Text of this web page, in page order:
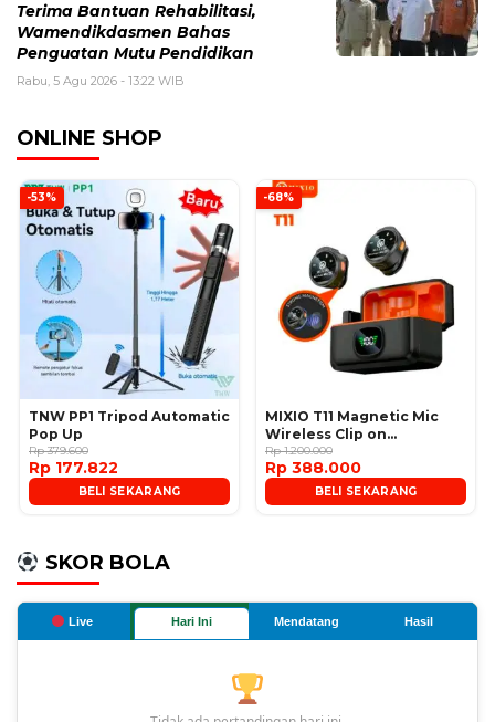
Terima Bantuan Rehabilitasi,
Wamendikdasmen Bahas
Penguatan Mutu Pendidikan
Rabu, 5 Agu 2026 - 13:22 WIB
ONLINE SHOP
-53%
TNW PP1 Tripod Automatic
Pop Up
Rp 379.600
Rp 177.822
BELI SEKARANG
-68%
MIXIO T11 Magnetic Mic
Wireless Clip on
Microphone
Rp 1.200.000
Rp 388.000
BELI SEKARANG
SKOR BOLA
Live Hari Ini Mendatang Hasil